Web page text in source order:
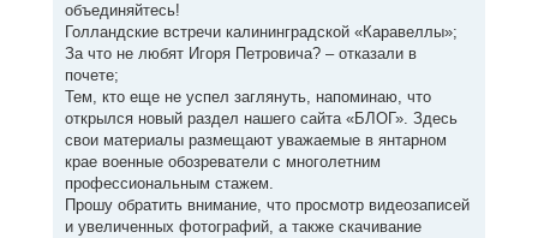
объединяйтесь!
Голландские встречи калининградской «Каравеллы»;
За что не любят Игоря Петровича? – отказали в
почете;
Тем, кто еще не успел заглянуть, напоминаю, что
открылся новый раздел нашего сайта «БЛОГ». Здесь
свои материалы размещают уважаемые в янтарном
крае военные обозреватели с многолетним
профессиональным стажем.
Прошу обратить внимание, что просмотр видеозаписей
и увеличенных фотографий, а также скачивание